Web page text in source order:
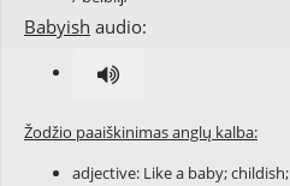
Babyish audio:
Žodžio paaiškinimas anglų kalba:
adjective: Like a baby;childish;